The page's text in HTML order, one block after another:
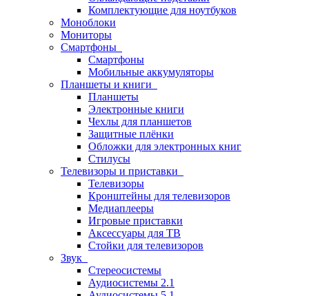
Комплектующие для ноутбуков
Моноблоки
Мониторы
Смартфоны
Смартфоны
Мобильные аккумуляторы
Планшеты и книги
Планшеты
Электронные книги
Чехлы для планшетов
Защитные плёнки
Обложки для электронных книг
Стилусы
Телевизоры и приставки
Телевизоры
Кронштейны для телевизоров
Медиаплееры
Игровые приставки
Аксессуары для ТВ
Стойки для телевизоров
Звук
Стереосистемы
Аудиосистемы 2.1